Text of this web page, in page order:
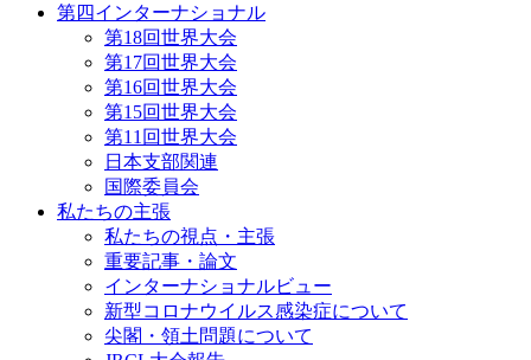
第四インターナショナル
第18回世界大会
第17回世界大会
第16回世界大会
第15回世界大会
第11回世界大会
日本支部関連
国際委員会
私たちの主張
私たちの視点・主張
重要記事・論文
インターナショナルビュー
新型コロナウイルス感染症について
尖閣・領土問題について